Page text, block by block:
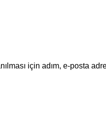
için adım, e-posta